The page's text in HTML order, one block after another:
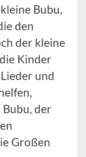
Bubu,
den
der kleine
Kinder
und
der
Großen